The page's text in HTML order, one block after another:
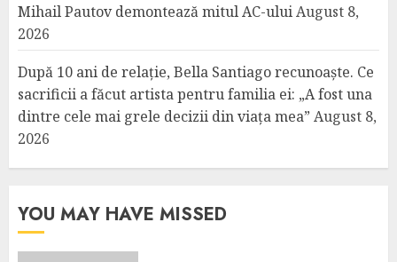
Mihail Pautov demontează mitul AC-uluiAugust 8,
2026
După 10 ani de relație, Bella Santiago recunoaște. Ce
sacrificii a făcut artista pentru familia ei: „A fost una
dintre cele mai grele decizii din viața mea” August 8,
2026
YOU MAY HAVE MISSED